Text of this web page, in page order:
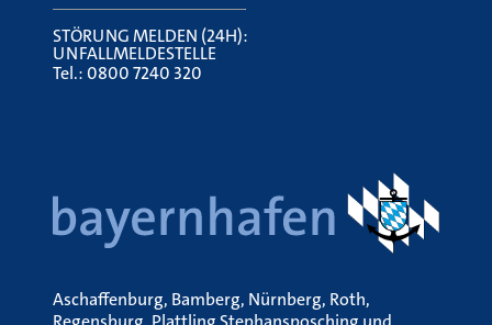
STÖRUNG MELDEN (24H):
UNFALLMELDESTELLE
Tel.:0800 7240 320
Aschaffenburg, Bamberg, Nürnberg, Roth,
Regensburg, Plattling Stephansposching und